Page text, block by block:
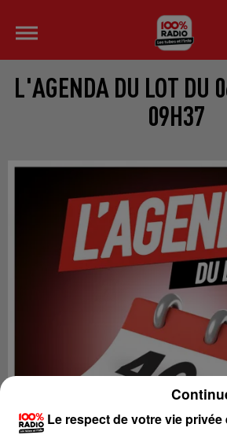
L'AGENDA DU LOT
09H37
Le respect de votre vie